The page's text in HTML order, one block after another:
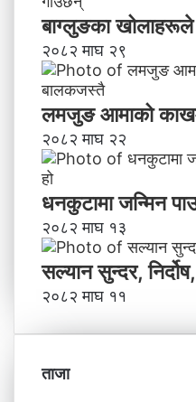
बाग्लुङका
२०८२ माघ २९
लमजुङ आमाको
२०८२ माघ २२
धनकुटामा जन्मिन
२०८२ माघ १३
सल्यान सुन्दर,
२०८२ माघ ११
ताजा